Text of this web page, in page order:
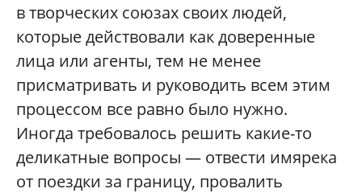
в творческих союзах своих людей,
которые действовали как доверенные
лица или агенты, тем не менее
присматривать и руководить всем этим
процессом все равно было нужно.
Иногда требовалось решить какие-то
деликатные вопросы — отвести имярека
от поездки за границу, провалить